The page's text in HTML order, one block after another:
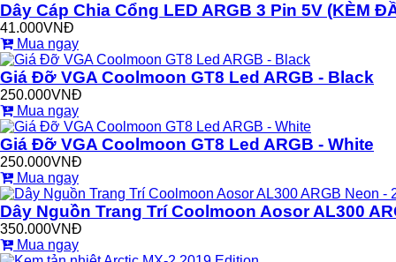
Dây Cáp Chia Cổng LED ARGB 3 Pin 5V (KÈM
41.000VNĐ
Mua ngay
Giá Đỡ VGA Coolmoon GT8 Led ARGB - Black
250.000VNĐ
Mua ngay
Giá Đỡ VGA Coolmoon GT8 Led ARGB - White
250.000VNĐ
Mua ngay
Dây Nguồn Trang Trí Coolmoon Aosor AL300
350.000VNĐ
Mua ngay